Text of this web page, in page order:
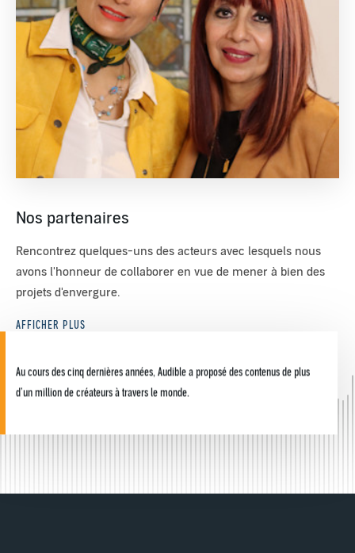
Nos partenaires
Rencontrez quelques-uns des acteurs avec lesquels nous
avons l'honneur de collaborer en vue de mener à bien des
projets d'envergure.
AFFICHER PLUS
Au cours des cinq dernières années, Audible a proposé des contenus de plus
d’un million de créateurs à travers le monde.